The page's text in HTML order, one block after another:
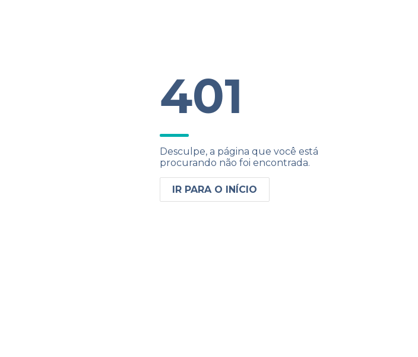
401
Desculpe, a página que você está
procurando não foi encontrada.
IR PARA O INÍCIO